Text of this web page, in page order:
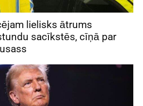
lielisks ātrums
sacīkstēs, cīņā par